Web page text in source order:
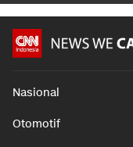
Nasional
Otomotif